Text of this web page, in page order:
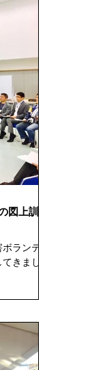
図上訓練
ランティ
きまし